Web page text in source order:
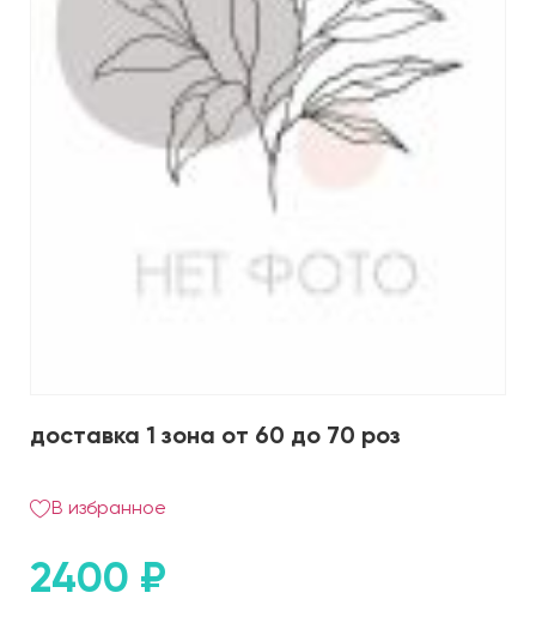
доставка 1 зона от 60 до 70 роз
В избранное
2400 ₽